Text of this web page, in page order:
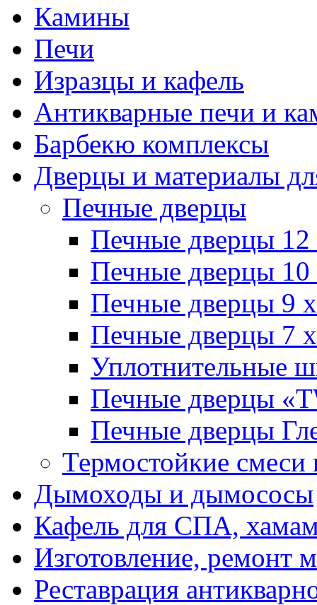
Камины
Печи
Изразцы и кафель
Антикварные печи и
Барбекю комплексы
Дверцы и материалы
Печные дверцы
Печные дверцы
Печные дверцы
Печные дверцы 9
Печные дверцы 7
Уплотнительные
Печные дверцы
Печные дверцы
Термостойкие смеси
Дымоходы и дымососы
Кафель для СПА,
Изготовление, ремонт
Реставрация